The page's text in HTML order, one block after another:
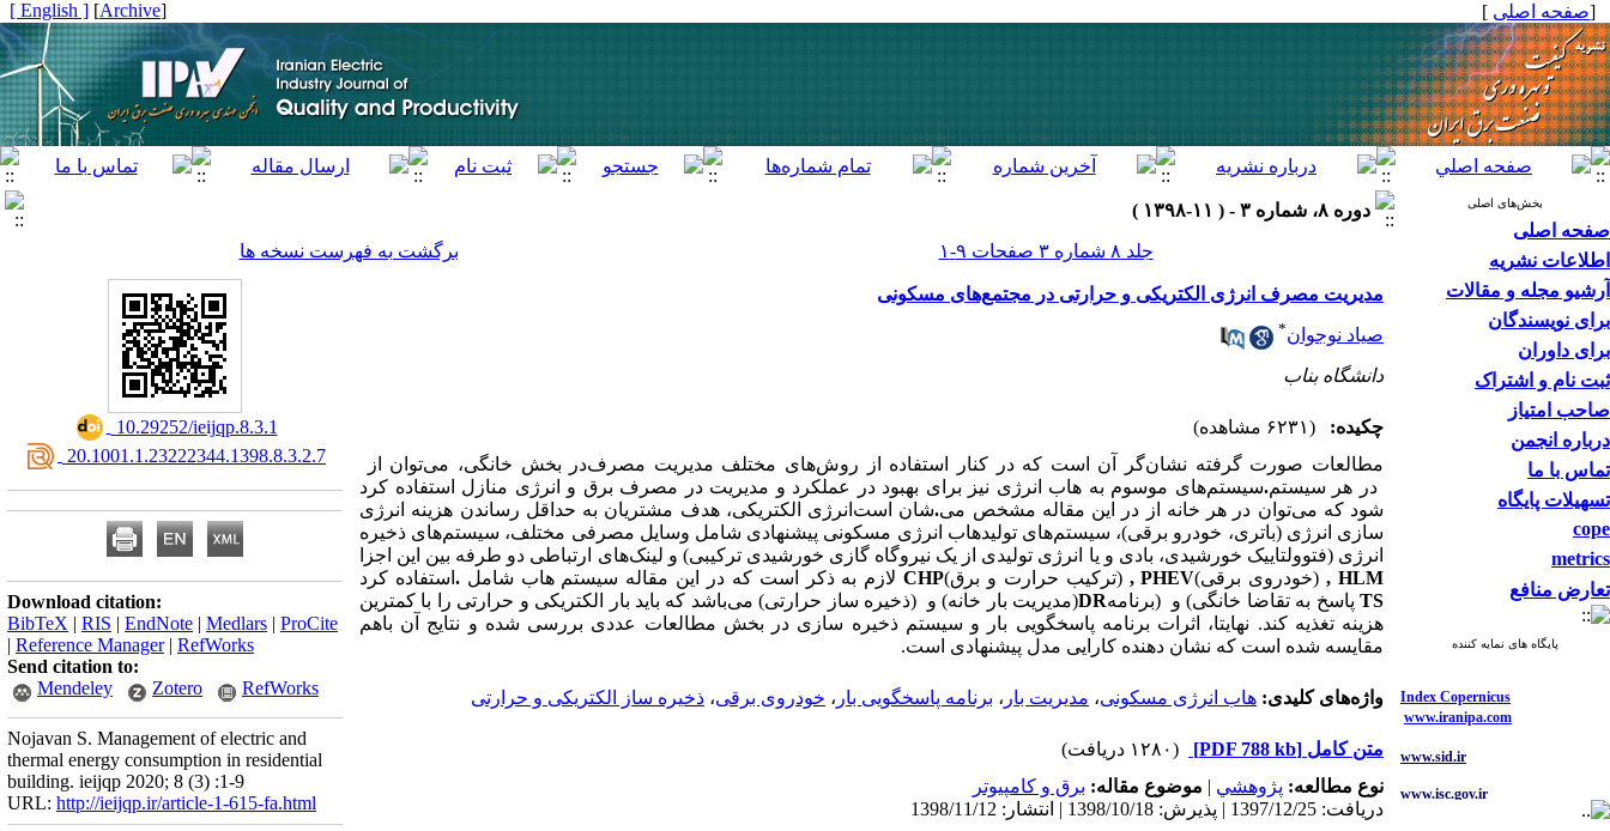
[صفحه اصلی ]
[
Archive
]
[ English ]
بخش‌های اصلی
صفحه اصلی
اطلاعات نشریه
آرشیو مجله و مقالات
برای نویسندگان
برای داوران
ثبت نام و اشتراک
صاحب امتیاز
درباره انجمن
تماس با ما
تسهیلات پایگاه
cope
metrics
تعارض منافع
پایگاه های نمایه کننده
www.iranipa.com
دوره ۸، شماره ۳ - ( ۱۱-۱۳۹۸ )
جلد ۸ شماره ۳ صفحات ۹-۱
برگشت به فهرست نسخه ها
مدیریت مصرف انرژی الکتریکی و حرارتی در مجتمع‌های مسکونی
صیاد نوجوان*
دانشگاه بناب
چکیده:
(۶۲۳۱ مشاهده)
مطالعات صورت گرفته نشان‌گر آن است که در کنار استفاده از ‏روش‌های مختلف مدیریت مصرفدر بخش خانگی، می‌توان از
‏سیستم‌های موسوم به هاب انرژی نیز برای بهبود در عملکرد و مدیریت ‏در مصرف برق و انرژی منازل استفاده کرد.‏ در هر سیستم
انرژی ‏الکتریکی، هدف مشتریان به حداقل رساندن هزینه انرژی شان است.‏ در ‏این مقاله مشخص می شود که می‌توان در هر خانه از
هاب انرژی ‏مسکونی پیشنهادی شامل وسایل مصرفی مختلف، سیستم‌های ذخیرهسازی انرژی (باتری، خودرو برقی)، سیستم‌های تولید
انرژی ‏‏(فتوولتاییک خورشیدی، بادی و یا انرژی تولیدی از یک نیروگاه گازی ‏خورشیدی ترکیبی) و لینک‌های ارتباطی دو طرفه بین این اجزا
استفاده ‏کرد .‏ لازم به ذکر است که در این مقاله سیستم هاب شامل ‏CHP‏ ‏‏(ترکیب حرارت و برق)‏ ,‏ ‏PHEV‏ (خودروی برقی)‏, ‏ ‏HLM
(مدیریت ‏بار خانه) و ‏DR‏ (برنامه پاسخ به تقاضا خانگی) و ‏TS ‏ (ذخیره ساز ‏حرارتی) میباشد که باید بار الکتریکی و حرارتی را با کمترین
هزینه ‏تغذیه کند. نهایتا، اثرات برنامه پاسخگویی بار و سیستم ذخیره سازی ‏در بخش مطالعات عددی بررسی شده و نتایج آن باهم
مقایسه شده ‏است که نشان دهنده کارایی مدل پیشنهادی است.
واژه‌های کلیدی: هاب انرژی مسکونی، مدیریت بار ، برنامه پاسخگویی بار ، خودروی ‌برقی، ذخیره ساز الکتریکی و حرارتی
متن کامل [PDF 788 kb]
(۱۲۸۰ دریافت)
نوع مطالعه: پژوهشي | موضوع مقاله: برق و کامپیوتر
دریافت: 1397/12/25 | پذیرش: 1398/10/18 | انتشار: 1398/11/12
‎ 10.29252/ieijqp.8.3.1
‎ 20.1001.1.23222344.1398.8.3.2.7
Download citation:
BibTeX | RIS | EndNote | Medlars | ProCite
| Reference Manager| RefWorks
Send citation to:
Mendeley
Zotero RefWorks
Nojavan S. Management of electric and
thermal energy consumption in residential
building. ieijqp 2020; 8 (3) :1-9
URL: http://ieijqp.ir/article-1-615-fa.html